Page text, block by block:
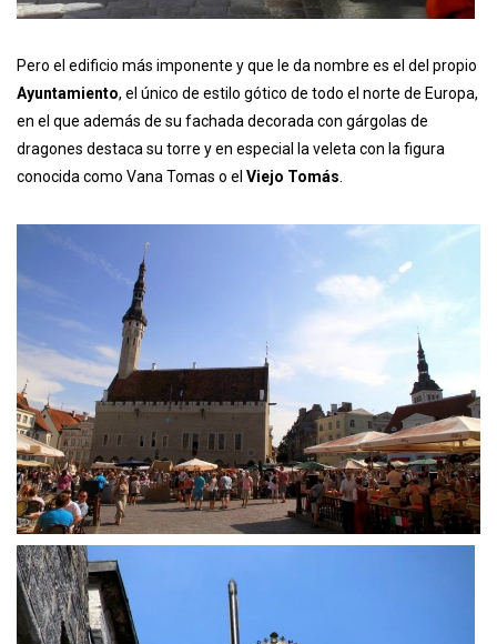
Pero el edificio más imponente y que le da nombre es el del propio
Ayuntamiento, el único de estilo gótico de todo el norte de Europa,
en el que además de su fachada decorada con gárgolas de
dragones destaca su torre y en especial la veleta con la figura
conocida como Vana Tomas o el Viejo Tomás